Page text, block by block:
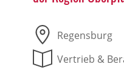
Regensburg
Vertrieb &